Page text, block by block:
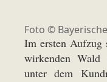
Foto ©
Im ersten Aufzug
wirkenden Wald
unter dem